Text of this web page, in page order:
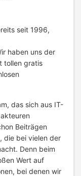
seit 1996,
haben uns der
tollen gratis
das sich aus IT-
Beiträgen
die bei vielen der
Denn beim
Wert auf
bei denen wir